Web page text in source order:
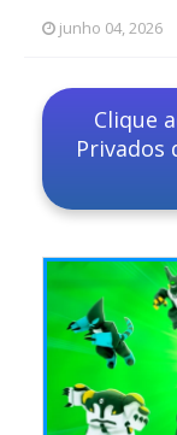
junho 04, 2026
Clique
Privados